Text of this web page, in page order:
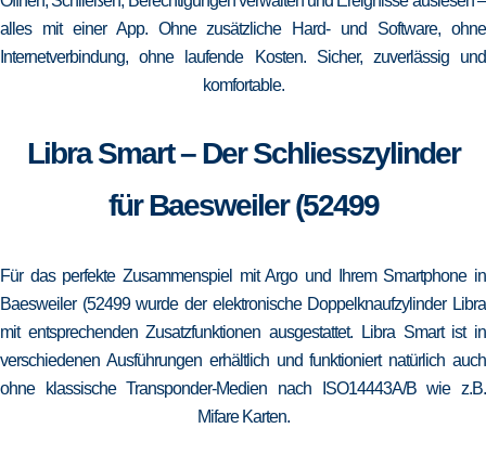
alles mit einer App. Ohne zusätzliche Hard- und Software, ohne
Internetverbindung, ohne laufende Kosten. Sicher, zuverlässig und
komfortable.
Libra Smart – Der Schliesszylinder
für Baesweiler (52499
Für das perfekte Zusammenspiel mit Argo und Ihrem Smartphone in
Baesweiler (52499 wurde der elektronische Doppelknaufzylinder Libra
mit entsprechenden Zusatzfunktionen ausgestattet. Libra Smart ist in
verschiedenen Ausführungen erhältlich und funktioniert natürlich auch
ohne klassische Transponder-Medien nach ISO14443A/B wie z.B.
Mifare Karten.